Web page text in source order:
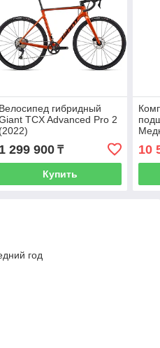
Велосипед гибридный
TCX Advanced Pro 2
(2022)
1 299 900₸
Купить
10
год